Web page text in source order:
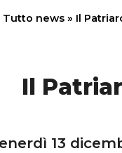
Tutto news » Il
Il
13